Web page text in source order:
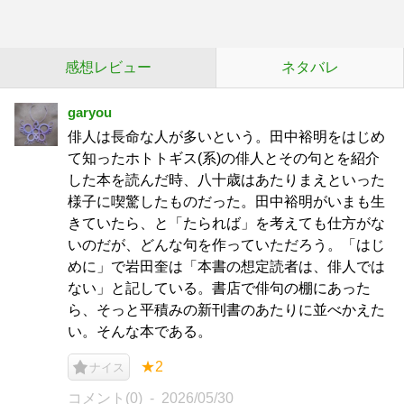
感想レビュー ネタバレ
garyou
俳人は長命な人が多いという。田中裕明をはじめ
て知ったホトトギス(系)の俳人とその句とを紹介
した本を読んだ時、八十歳はあたりまえといった
様子に喫驚したものだった。田中裕明がいまも生
きていたら、と「たられば」を考えても仕方がな
いのだが、どんな句を作っていただろう。「はじ
めに」で岩田奎は「本書の想定読者は、俳人では
ない」と記している。書店で俳句の棚にあった
ら、そっと平積みの新刊書のあたりに並べかえた
い。そんな本である。
ナイス ★2
コメント(0) 2026/05/30